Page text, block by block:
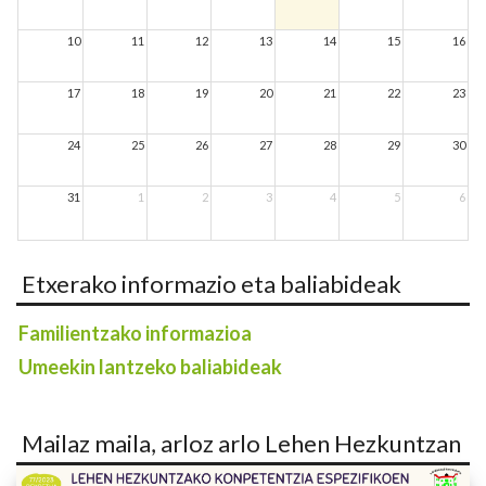
10 11 12 13 14 15 16
17 18 19 20 21 22 23
24 25 26 27 28 29 30
31 1 2 3 4 5 6
Etxerako informazio eta baliabideak
Familientzako informazioa
Umeekin lantzeko baliabideak
Mailaz maila, arloz arlo Lehen Hezkuntzan